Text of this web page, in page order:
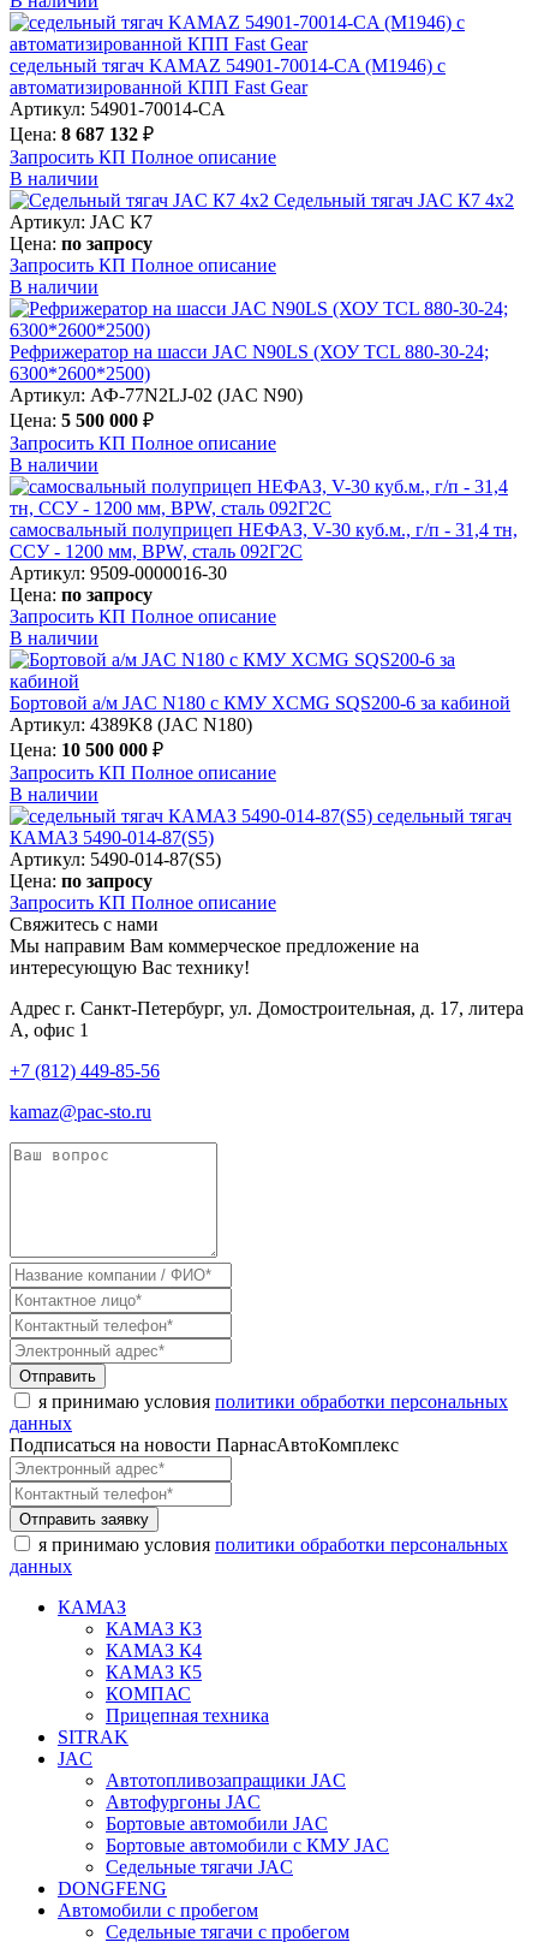
седельный тягач KAMAZ 54901-70014-CA (М1946) с
автоматизированной КПП Fast Gear
Артикул: 54901-70014-CA
Цена: 8 687 132 ₽
Запросить КП Полное описание
В наличии
Седельный тягач JAC К7 4х2
Артикул: JAC К7
Цена: по запросу
Запросить КП Полное описание
В наличии
Рефрижератор на шасси JAC N90LS (ХОУ TCL 880-30-24;
6300*2600*2500)
Артикул: АФ-77N2LJ-02 (JAC N90)
Цена: 5 500 000 ₽
Запросить КП Полное описание
В наличии
самосвальный полуприцеп НЕФАЗ, V-30 куб.м., г/п - 31,4 тн,
ССУ - 1200 мм, BPW, сталь 092Г2С
Артикул: 9509-0000016-30
Цена: по запросу
Запросить КП Полное описание
В наличии
Бортовой а/м JAC N180 c КМУ XCMG SQS200-6 за кабиной
Артикул: 4389K8 (JAC N180)
Цена: 10 500 000 ₽
Запросить КП Полное описание
В наличии
седельный тягач
КАМАЗ 5490-014-87(S5)
Артикул: 5490-014-87(S5)
Цена: по запросу
Запросить КП Полное описание
Свяжитесь с нами
Мы направим Вам коммерческое предложение на
интересующую Вас технику!
Адрес г. Санкт-Петербург, ул. Домостроительная, д. 17, литера
А, офис 1
+7 (812) 449-85-56
kamaz@pac-sto.ru
Отправить
я принимаю условия политики обработки персональных
данных
Подписаться на новости ПарнасАвтоКомплекс
Отправить заявку
я принимаю условия политики обработки персональных
данных
КАМАЗ
КАМАЗ К3
КАМАЗ К4
КАМАЗ К5
КОМПАС
Прицепная техника
SITRAK
JAC
Автотопливозапращики JAC
Автофургоны JAC
Бортовые автомобили JAC
Бортовые автомобили с КМУ JAC
Седельные тягачи JAC
DONGFENG
Автомобили с пробегом
Седельные тягачи с пробегом